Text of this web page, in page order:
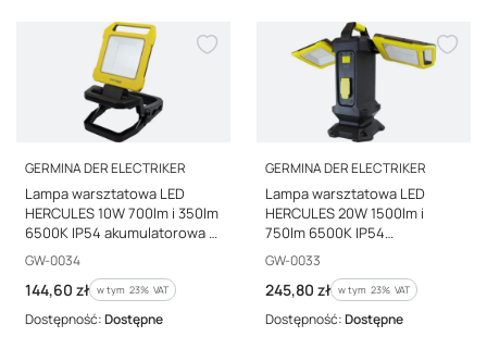
PRODUCENT
GERMINA DER ELECTRIKER
Lampa warsztatowa LED
HERCULES 10W 700lm i 350lm
6500K IP54 akumulatorowa z
funkcją powerbank GW-0034
Kod producenta
GW-0034
Cena brutto
144,60 zł w tym %s VAT
w tym 23% VAT
Dostępność:Dostępne
PRODUCENT
GERMINA DER ELECTRIKER
Lampa warsztatowa LED
HERCULES 20W 1500lm i
750lm 6500K IP54
akumulatorowa z funkcją
powerbank GW-0033
Kod producenta
GW-0033
Cena brutto
245,80 zł w tym %s VAT
w tym 23% VAT
Dostępność:Dostępne